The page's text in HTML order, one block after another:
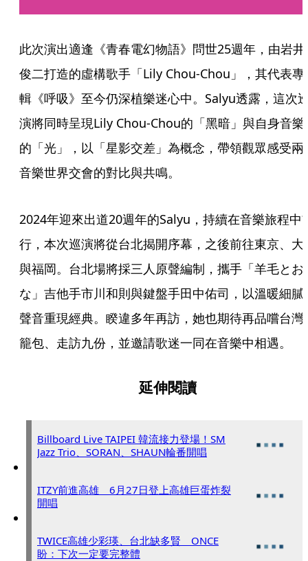
此次演出適逢《青春電幻物語》問世25週年，由岩井
俊二打造的虛構歌手「Lily Chou-Chou」，其代表專
輯《呼吸》至今仍深植樂迷心中。Salyu透露，這次
演將同時呈現Lily Chou-Chou的「黑暗」與自身音樂
的「光」，以「星影交差」為概念，帶領觀眾感受兩
音樂世界交會的對比與共鳴。
2024年迎來出道20週年的Salyu，持續在音樂旅程中
行，本次巡演將從台北揭開序幕，之後前往東京、大
與福岡。台北場將採三人原聲編制，攜手「羊毛とお
な」吉他手市川和則與鍵盤手田中佑司，以溫暖細膩
聲音重現經典。睽違多年再訪，她也期待再品嚐台灣
籠包、走訪九份，並邀請歌迷一同在音樂中相遇。
延伸閱讀
Billboard Live TAIPEI 韓流接力登場！SM
Jazz Trio、SORAN、SHAUN輪番開唱
ITZY前進高雄 6月27日登上高雄巨蛋炸裂
開唱
TWICE高雄少彩瑛、台北缺多賢 ONCE
盼：下次一定要完整體